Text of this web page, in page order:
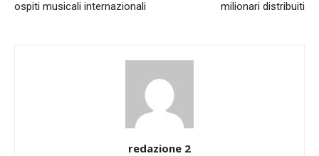
ospiti musicali internazionali
milionari distribuiti
redazione 2